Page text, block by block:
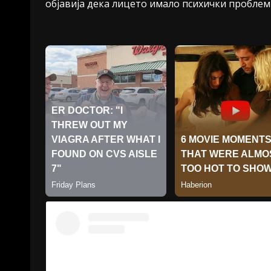
објавија дека лицето имало психички